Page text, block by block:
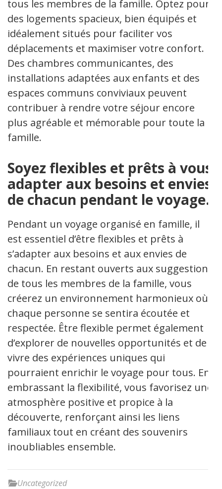
tous les membres de la famille. Optez pour
des logements spacieux, bien équipés et
idéalement situés pour faciliter vos
déplacements et maximiser votre confort.
Des chambres communicantes, des
installations adaptées aux enfants et des
espaces communs conviviaux peuvent
contribuer à rendre votre séjour encore
plus agréable et mémorable pour toute la
famille.
Soyez flexibles et prêts à vous
adapter aux besoins et envies
de chacun pendant le voyage.
Pendant un voyage organisé en famille, il
est essentiel d’être flexibles et prêts à
s’adapter aux besoins et aux envies de
chacun. En restant ouverts aux suggestions
de tous les membres de la famille, vous
créerez un environnement harmonieux où
chaque personne se sentira écoutée et
respectée. Être flexible permet également
d’explorer de nouvelles opportunités et de
vivre des expériences uniques qui
pourraient enrichir le voyage pour tous. En
embrassant la flexibilité, vous favorisez une
atmosphère positive et propice à la
découverte, renforçant ainsi les liens
familiaux tout en créant des souvenirs
inoubliables ensemble.
Uncategorized